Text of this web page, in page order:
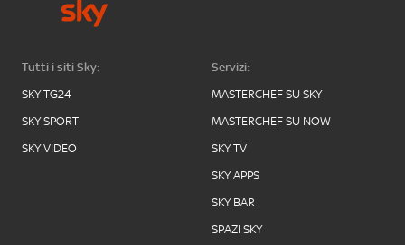
Tutti i siti Sky:
SKY TG24
SKY SPORT
SKY VIDEO
Servizi:
MASTERCHEF SU SKY
MASTERCHEF SU NOW
SKY TV
SKY APPS
SKY BAR
SPAZI SKY